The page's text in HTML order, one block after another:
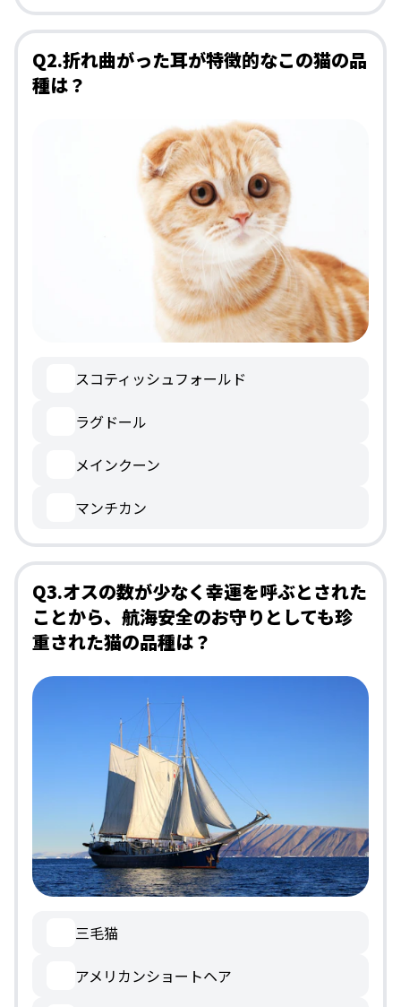
Q2.折れ曲がった耳が特徴的なこの猫の品
種は？
スコティッシュフォールド
ラグドール
メインクーン
マンチカン
Q3.オスの数が少なく幸運を呼ぶとされた
ことから、航海安全のお守りとしても珍
重された猫の品種は？
三毛猫
アメリカンショートヘア